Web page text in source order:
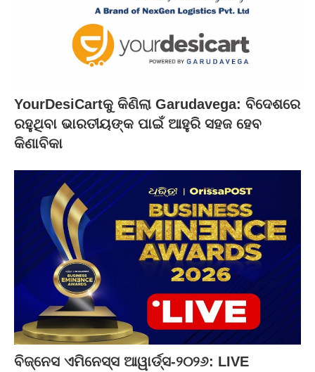
YourDesiCartକୁ କିଣିଲା Garudavega: ବିଦେଶରେ
ରହୁଥିବା ଭାରତୀୟଙ୍କ ପାଇଁ ଆହୁରି ସହଜ ହେବ
କିଣାବିକା
ବିଜ୍‌ନେସ ଏମିନେସ୍ସ ଆୱାର୍ଡ୍ସ-୨୦୨୬: LIVE